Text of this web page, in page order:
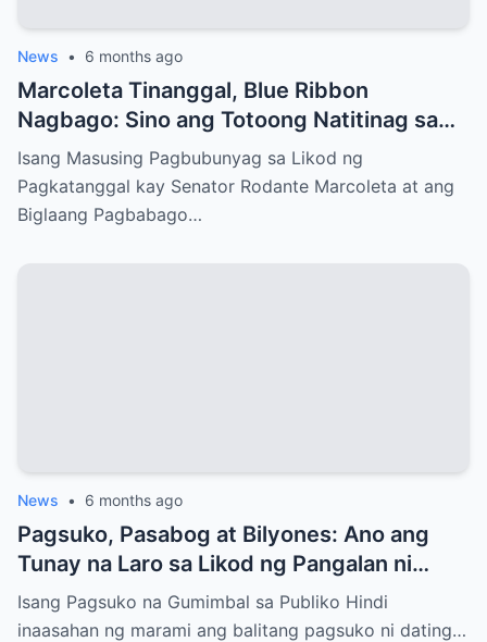
News • 6 months ago
Marcoleta Tinanggal, Blue Ribbon
Nagbago: Sino ang Totoong Natitinag sa
Senado?
Isang Masusing Pagbubunyag sa Likod ng
Pagkatanggal kay Senator Rodante Marcoleta at ang
Biglaang Pagbabago…
News • 6 months ago
Pagsuko, Pasabog at Bilyones: Ano ang
Tunay na Laro sa Likod ng Pangalan ni
Bong Revilla Jr.?
Isang Pagsuko na Gumimbal sa Publiko Hindi
inaasahan ng marami ang balitang pagsuko ni dating…